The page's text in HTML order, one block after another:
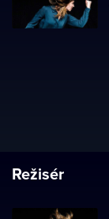
Režisér